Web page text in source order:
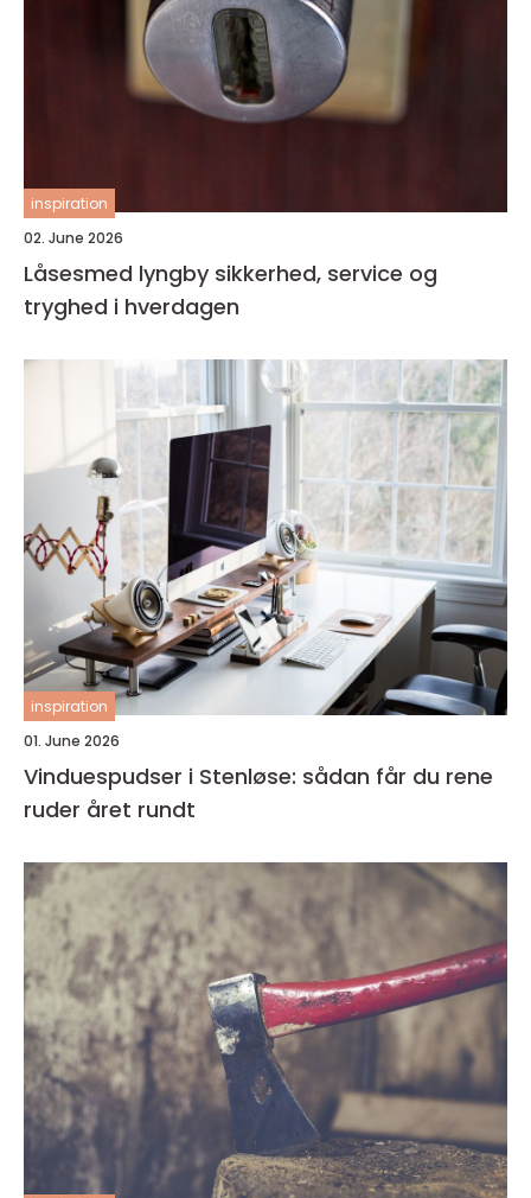
inspiration
02. June 2026
Låsesmed lyngby sikkerhed, service og
tryghed i hverdagen
inspiration
01. June 2026
Vinduespudser i Stenløse: sådan får du rene
ruder året rundt